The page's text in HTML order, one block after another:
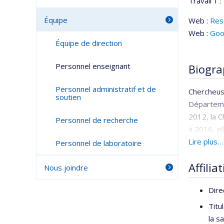
Web :
Web :
2012, la
à 2016,
plus
des
santé.
Lire plus…
la
Équipe
Équipe de direction
Personnel enseignant
Personnel administratif et de
soutien
Personnel de recherche
Personnel de laboratoire
Nous joindre